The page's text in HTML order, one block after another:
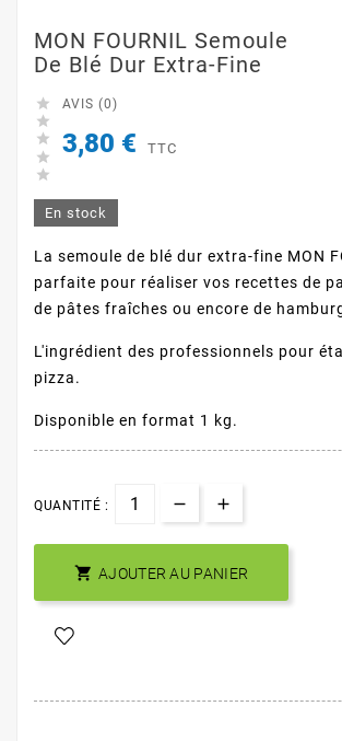
MON FOURNIL Semoule
De Blé Dur Extra-Fine





AVIS (0)
3,80 € TTC
En stock
La semoule de blé dur extra-fine MON
parfaite pour réaliser vos recettes de
de pâtes fraîches ou encore de
L'ingrédient des professionnels pour
pizza.
Disponible en format 1 kg.
QUANTITÉ :
 AJOUTER AU PANIER